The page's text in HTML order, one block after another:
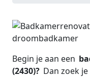
Begin je aan een
(2430)? Dan zoek